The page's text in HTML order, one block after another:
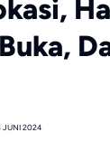
JUNI 2024